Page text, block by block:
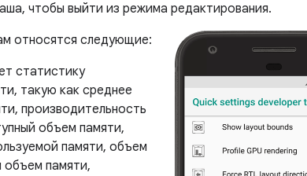
чтобы выйти из режима редактирования.
относятся следующие:
статистику
такую ​​как среднее
производительность
объем памяти,
памяти, объем
объем памяти,